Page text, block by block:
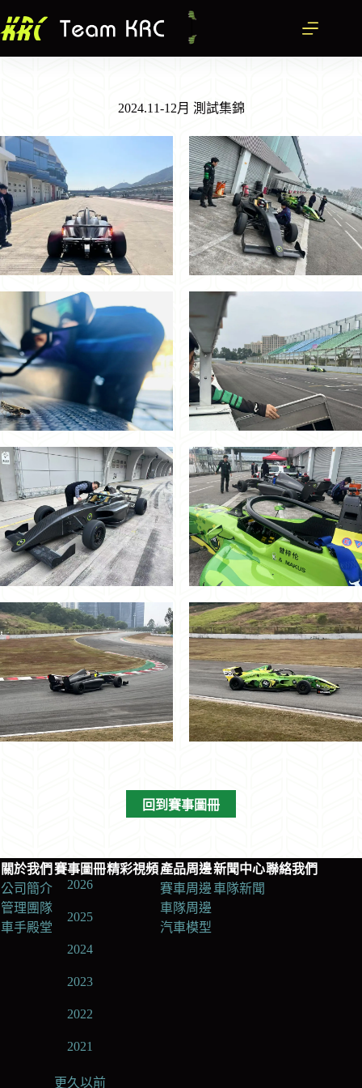
至
2024.11-12月 測試集錦
回到賽事圖冊
關於我們
公司簡介
管理團隊
車手殿堂
賽事圖冊
2026
2025
2024
2023
2022
2021
更久以前
精彩視頻產品周邊
賽車周邊
車隊周邊
汽車模型
新聞中心
車隊新聞
聯絡我們